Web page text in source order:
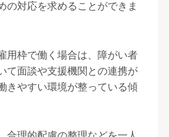
の対応を求めることができま
用枠で働く場合は、障がい者
て面談や支援機関との連携が
きやすい環境が整っている傾